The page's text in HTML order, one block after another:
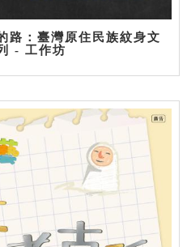
路：臺灣原住民族紋身文
- 工作坊